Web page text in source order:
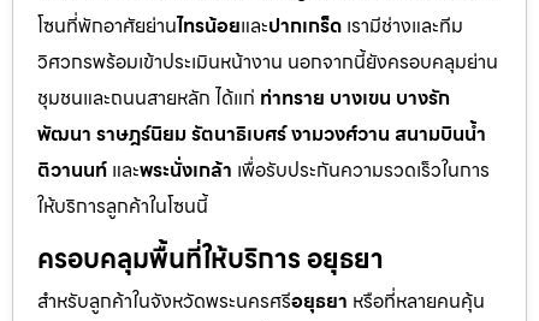
โซนที่พักอาศัยย่านไทรน้อยและปากเกร็ด เรามีช่างและทีม
วิศวกรพร้อมเข้าประเมินหน้างาน นอกจากนี้ยังครอบคลุมย่าน
ชุมชนและถนนสายหลัก ได้แก่ ท่าทราย บางเขน บางรัก
พัฒนา ราษฎร์นิยม รัตนาธิเบศร์ งามวงศ์วาน สนามบินน้ำ
ติวานนท์ และพระนั่งเกล้า เพื่อรับประกันความรวดเร็วในการ
ให้บริการลูกค้าในโซนนี้
ครอบคลุมพื้นที่ให้บริการ อยุธยา
สำหรับลูกค้าในจังหวัดพระนครศรีอยุธยา หรือที่หลายคนคุ้น